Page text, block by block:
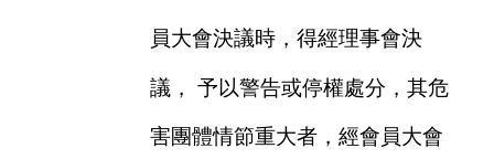
員大會決議時，得經理事會決
議， 予以警告或停權處分，其危
害團體情節重大者，經會員大會